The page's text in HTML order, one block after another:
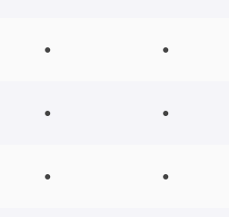
● ●
● ●
● ●